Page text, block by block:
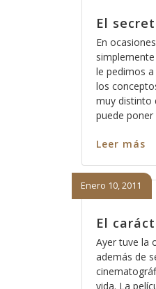
El
En
le pedimos
los
muy distinto
puede
Leer más
El
Enero 10, 2011
Ayer tuve la
además de
vida. La